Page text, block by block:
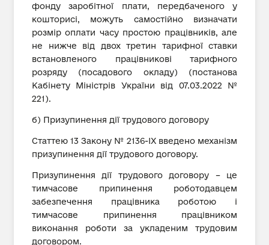
фонду заробітної плати, передбаченого у
кошторисі, можуть самостійно визначати
розмір оплати часу простою працівників, але
не нижче від двох третин тарифної ставки
встановленого працівникові тарифного
розряду (посадового окладу) (постанова
Кабінету Міністрів України від 07.03.2022 №
221).
б) Призупинення дії трудового договору
Статтею 13 Закону № 2136-ІХ введено механізм
призупинення дії трудового договору.
Призупинення дії трудового договору – це
тимчасове припинення роботодавцем
забезпечення працівника роботою і
тимчасове припинення працівником
виконання роботи за укладеним трудовим
договором.